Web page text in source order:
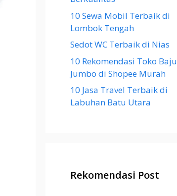
10 Sewa Mobil Terbaik di
Lombok Tengah
Sedot WC Terbaik di Nias
10 Rekomendasi Toko Baju
Jumbo di Shopee Murah
10 Jasa Travel Terbaik di
Labuhan Batu Utara
Rekomendasi Post